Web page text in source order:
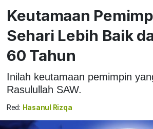
Keutamaan
Sehari Lebih Baik
60 Tahun
Inilah keutamaan pemimpin
Rasulullah SAW.
Red: Hasanul Rizqa